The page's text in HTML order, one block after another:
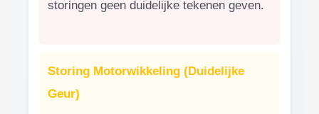
storingen geen duidelijke tekenen geven.
Storing Motorwikkeling (Duidelijke
Geur)